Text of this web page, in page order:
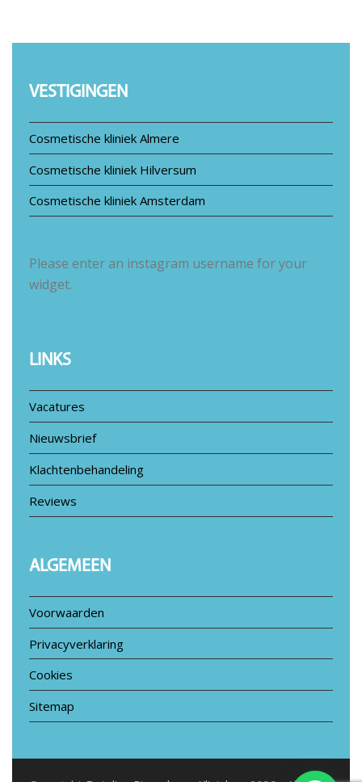
VESTIGINGEN
Cosmetische kliniek Almere
Cosmetische kliniek Hilversum
Cosmetische kliniek Amsterdam
Please enter an instagram username for your
widget.
LINKS
Vacatures
Nieuwsbrief
Klachtenbehandeling
Reviews
ALGEMEEN
Voorwaarden
Privacyverklaring
Cookies
Sitemap